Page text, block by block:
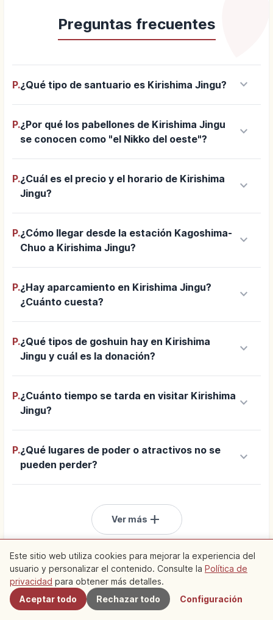
Preguntas frecuentes
P.¿Qué tipo de santuario es Kirishima Jingu? keyboard_arrow_down
P.¿Por qué los pabellones de Kirishima Jingu
se conocen como "el Nikko del oeste"?
keyboard_arrow_down
P.¿Cuál es el precio y el horario de Kirishima
Jingu?
keyboard_arrow_down
P.¿Cómo llegar desde la estación Kagoshima-
Chuo a Kirishima Jingu?
keyboard_arrow_down
P.¿Hay aparcamiento en Kirishima Jingu?
¿Cuánto cuesta?
keyboard_arrow_down
P.¿Qué tipos de goshuin hay en Kirishima
Jingu y cuál es la donación?
keyboard_arrow_down
P.¿Cuánto tiempo se tarda en visitar Kirishima
Jingu?
keyboard_arrow_down
P.¿Qué lugares de poder o atractivos no se
pueden perder?
keyboard_arrow_down
Ver más add
Cercanos
Este sitio web utiliza cookies para mejorar la experiencia del
usuario y personalizar el contenido. Consulte la Política de
privacidad para obtener más detalles.
Aceptar todo
Rechazar todo Configuración